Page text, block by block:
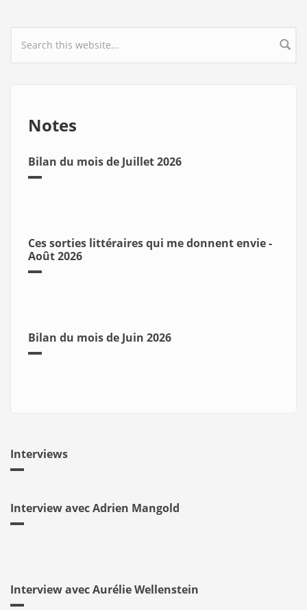
Search form
Notes
Bilan du mois de Juillet 2026
Ces sorties littéraires qui me donnent envie -
Août 2026
Bilan du mois de Juin 2026
Interviews
Interview avec Adrien Mangold
Interview avec Aurélie Wellenstein